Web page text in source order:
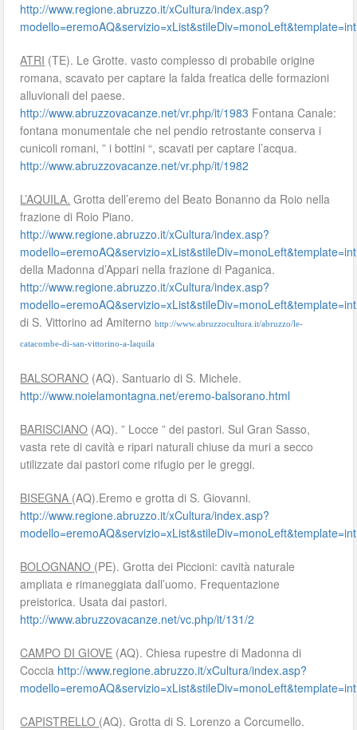
http://www.regione.abruzzo.it/xCultura/index.asp?
ATRI (TE). Le Grotte. vasto complesso di probabile origine
romana, scavato per captare la falda freatica delle formazioni
alluvionali del paese.
http://www.abruzzovacanze.net/vr.php/it/1983 Fontana Canale:
fontana monumentale che nel pendio retrostante conserva i
cunicoli romani, ” i bottini “, scavati per captare l’acqua.
http://www.abruzzovacanze.net/vr.php/it/1982
L’AQUILA. Grotta dell’eremo del Beato Bonanno da Roio nella
frazione di Roio Piano.
http://www.regione.abruzzo.it/xCultura/index.asp?
della Madonna d’Appari nella frazione di Paganica.
http://www.regione.abruzzo.it/xCultura/index.asp?
di S. Vittorino ad Amiternohttp://www.abruzzocultura.it/abruzzo/le-
catacombe-di-san-vittorino-a-laquila
BALSORANO (AQ). Santuario di S. Michele.
http://www.noielamontagna.net/eremo-balsorano.html
BARISCIANO (AQ). ” Locce ” dei pastori. Sul Gran Sasso,
vasta rete di cavità e ripari naturali chiuse da muri a secco
utilizzate dai pastori come rifugio per le greggi.
BISEGNA (AQ).Eremo e grotta di S. Giovanni.
http://www.regione.abruzzo.it/xCultura/index.asp?
BOLOGNANO (PE). Grotta dei Piccioni: cavità naturale
ampliata e rimaneggiata dall’uomo. Frequentazione
preistorica. Usata dai pastori.
http://www.abruzzovacanze.net/vc.php/it/131/2
CAMPO DI GIOVE (AQ). Chiesa rupestre di Madonna di
Coccia http://www.regione.abruzzo.it/xCultura/index.asp?
CAPISTRELLO (AQ). Grotta di S. Lorenzo a Corcumello.